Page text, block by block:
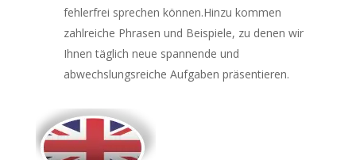
fehlerfrei sprechen können.Hinzu kommen
zahlreiche Phrasen und Beispiele, zu denen wir
Ihnen täglich neue spannende und
abwechslungsreiche Aufgaben präsentieren.